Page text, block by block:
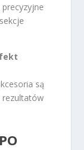
są
rezultatów